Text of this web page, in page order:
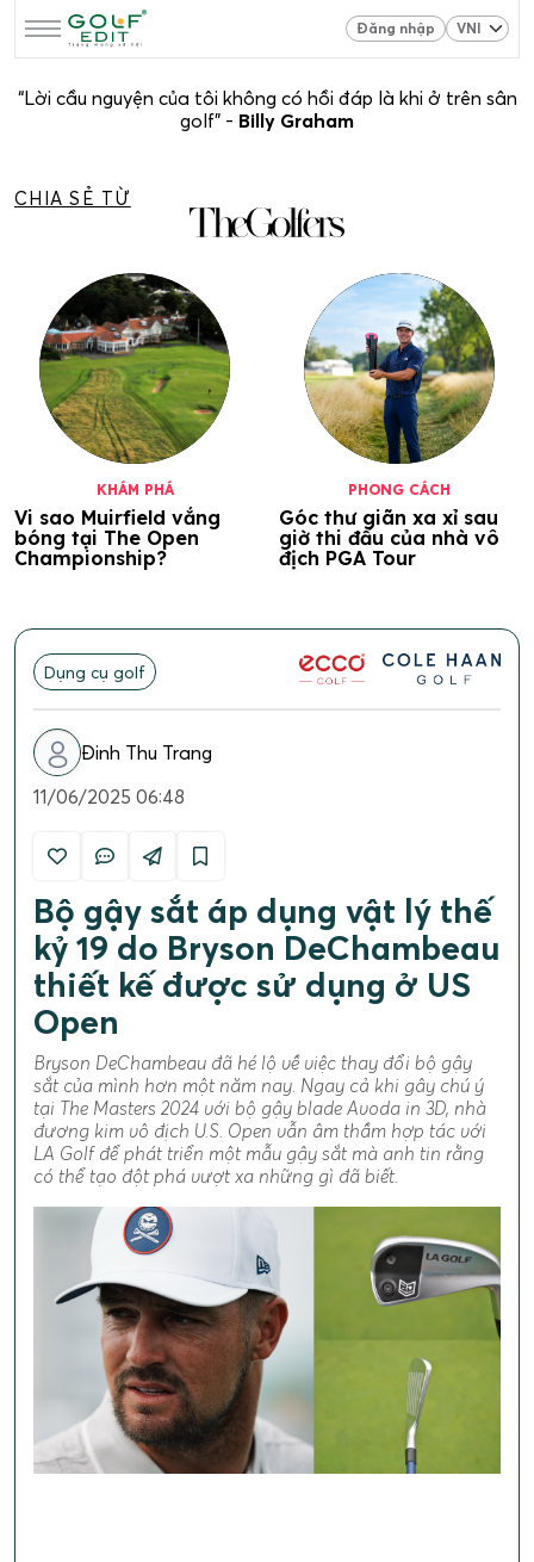
Đăng nhập
“Lời cầu nguyện của tôi không có hồi đáp là khi ở trên sân
golf” - Billy Graham
CHIA SẺ TỪ
KHÁM PHÁ
Vi sao Muirfield vắng
bóng tại The Open
Championship?
PHONG CÁCH
Góc thư giãn xa xỉ sau
giờ thi đấu của nhà vô
địch PGA Tour
Dụng cụ golf
Đinh Thu Trang
11/06/2025 06:48
Bộ gậy sắt áp dụng vật lý thế
kỷ 19 do Bryson DeChambeau
thiết kế được sử dụng ở US
Open
Bryson DeChambeau đã hé lộ về việc thay đổi bộ gậy
sắt của mình hơn một năm nay. Ngay cả khi gây chú ý
tại The Masters 2024 với bộ gậy blade Avoda in 3D, nhà
đương kim vô địch U.S. Open vẫn âm thầm hợp tác với
LA Golf để phát triển một mẫu gậy sắt mà anh tin rằng
có thể tạo đột phá vượt xa những gì đã biết.